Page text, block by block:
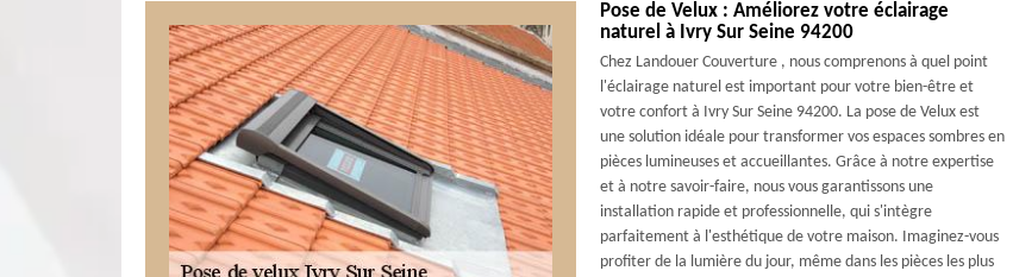
Pose de Velux : Améliorez votre éclairage
naturel à Ivry Sur Seine 94200
Chez Landouer Couverture , nous comprenons à quel point
l'éclairage naturel est important pour votre bien-être et
votre confort à Ivry Sur Seine 94200. La pose de Velux est
une solution idéale pour transformer vos espaces sombres en
pièces lumineuses et accueillantes. Grâce à notre expertise
et à notre savoir-faire, nous vous garantissons une
installation rapide et professionnelle, qui s'intègre
parfaitement à l'esthétique de votre maison. Imaginez-vous
profiter de la lumière du jour, même dans les pièces les plus